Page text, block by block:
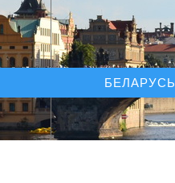
БЕЛАРУСЬ